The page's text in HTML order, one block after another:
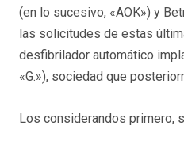
(en lo sucesivo, «AOK») y
las solicitudes de estas
desfibrilador automático
«G.»), sociedad que
Los considerandos primero,